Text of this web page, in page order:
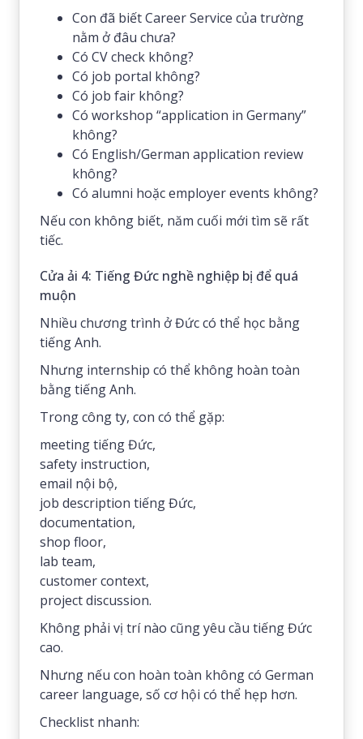
Con đã biết Career Service của trường
nằm ở đâu chưa?
Có CV check không?
Có job portal không?
Có job fair không?
Có workshop “application in Germany”
không?
Có English/German application review
không?
Có alumni hoặc employer events không?
Nếu con không biết, năm cuối mới tìm sẽ rất
tiếc.
Cửa ải 4: Tiếng Đức nghề nghiệp bị để quá
muộn
Nhiều chương trình ở Đức có thể học bằng
tiếng Anh.
Nhưng internship có thể không hoàn toàn
bằng tiếng Anh.
Trong công ty, con có thể gặp:
meeting tiếng Đức,
safety instruction,
email nội bộ,
job description tiếng Đức,
documentation,
shop floor,
lab team,
customer context,
project discussion.
Không phải vị trí nào cũng yêu cầu tiếng Đức
cao.
Nhưng nếu con hoàn toàn không có German
career language, số cơ hội có thể hẹp hơn.
Checklist nhanh: